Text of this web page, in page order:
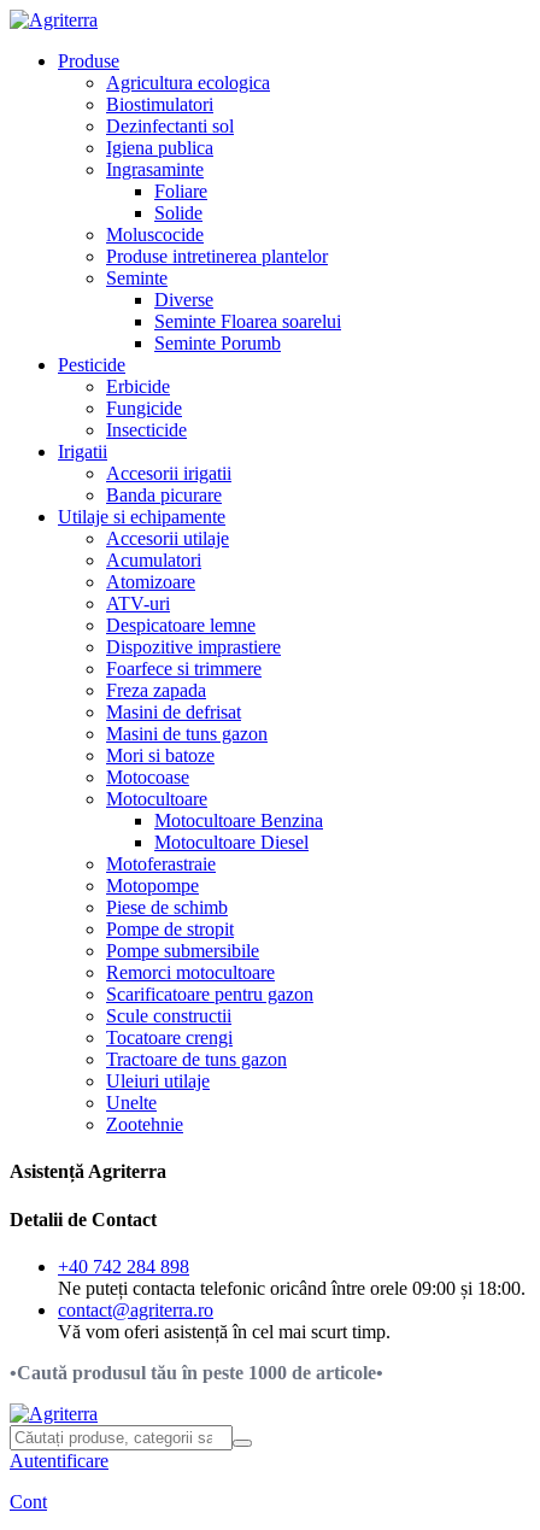
Produse
Agricultura ecologica
Biostimulatori
Dezinfectanti sol
Igiena publica
Ingrasaminte
Foliare
Solide
Moluscocide
Produse intretinerea plantelor
Seminte
Diverse
Seminte Floarea soarelui
Seminte Porumb
Pesticide
Erbicide
Fungicide
Insecticide
Irigatii
Accesorii irigatii
Banda picurare
Utilaje si echipamente
Accesorii utilaje
Acumulatori
Atomizoare
ATV-uri
Despicatoare lemne
Dispozitive imprastiere
Foarfece si trimmere
Freza zapada
Masini de defrisat
Masini de tuns gazon
Mori si batoze
Motocoase
Motocultoare
Motocultoare Benzina
Motocultoare Diesel
Motoferastraie
Motopompe
Piese de schimb
Pompe de stropit
Pompe submersibile
Remorci motocultoare
Scarificatoare pentru gazon
Scule constructii
Tocatoare crengi
Tractoare de tuns gazon
Uleiuri utilaje
Unelte
Zootehnie
Asistență Agriterra
Detalii de Contact
+40 742 284 898
Ne puteți contacta telefonic oricând între orele 09:00 și 18:00.
contact@agriterra.ro
Vă vom oferi asistență în cel mai scurt timp.
•Caută produsul tău în peste 1000 de articole•
Autentificare
Cont